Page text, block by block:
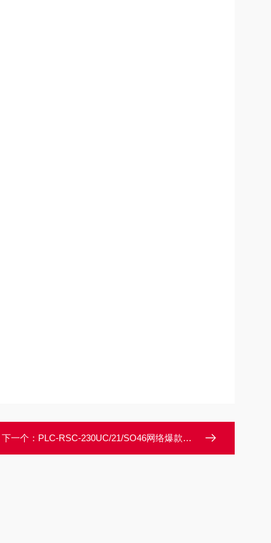
下一个： PLC-RSC-230UC/21/SO46网络爆款菲尼克斯继电器模块火遍